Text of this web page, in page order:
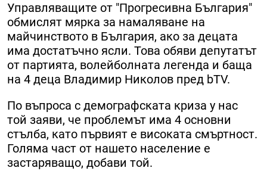
Управляващите от "Прогресивна България"
обмислят мярка за намаляване на
майчинството в България, ако за децата
има достатъчно ясли. Това обяви депутатът
от партията, волейболната легенда и баща
на 4 деца Владимир Николов пред bTV.
По въпроса с демографската криза у нас
той заяви, че проблемът има 4 основни
стълба, като първият е високата смъртност.
Голяма част от нашето население е
застаряващо, добави той.